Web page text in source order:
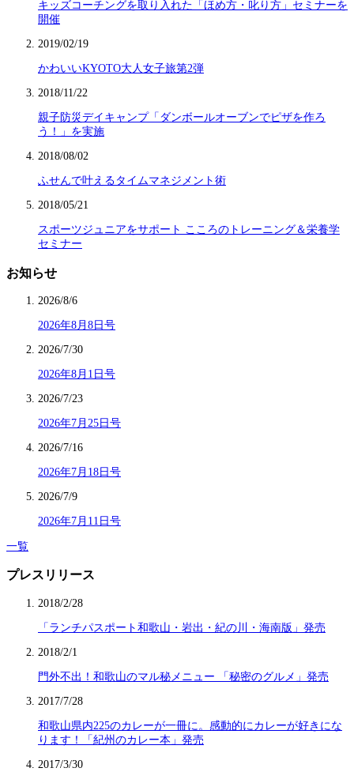
キッズコーチングを取り入れた「ほめ方・叱り方」セミナーを
開催
2019/02/19
かわいいKYOTO大人女子旅第2弾
2018/11/22
親子防災デイキャンプ「ダンボールオーブンでピザを作ろ
う！」を実施
2018/08/02
ふせんで叶えるタイムマネジメント術
2018/05/21
スポーツジュニアをサポート こころのトレーニング＆栄養学
セミナー
お知らせ
2026/8/6
2026年8月8日号
2026/7/30
2026年8月1日号
2026/7/23
2026年7月25日号
2026/7/16
2026年7月18日号
2026/7/9
2026年7月11日号
一覧
プレスリリース
2018/2/28
「ランチパスポート和歌山・岩出・紀の川・海南版」発売
2018/2/1
門外不出！和歌山のマル秘メニュー 「秘密のグルメ」発売
2017/7/28
和歌山県内225のカレーが一冊に。感動的にカレーが好きにな
ります！「紀州のカレー本」発売
2017/3/30